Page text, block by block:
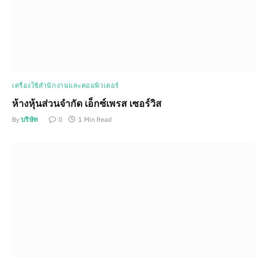
เครื่องใช้สำนักงานและคอมพิวเตอร์
ห้างหุ้นส่วนจำกัด เอ็กซ์เพรส เซอร์วิส
By บริษัท 0 1 Min Read